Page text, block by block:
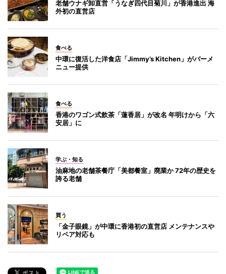
老舗ウナギ卸直営「うなぎ四代目菊川」が香港進出 海
外初の直営店
食べる
中環に復活した洋食店「Jimmy’s Kitchen」がバーメ
ニュー提供
食べる
香港のワゴン式飲茶「蓮香居」が改名 年明けから「六
安居」に
学ぶ・知る
油麻地の老舗茶餐庁「美都餐室」廃業か 72年の歴史を
誇る老舗
買う
「金子眼鏡」が中環に香港初の直営店 メンテナンスや
リペア対応も